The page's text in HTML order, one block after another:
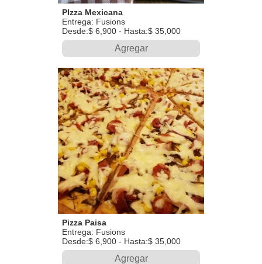
PIzza Mexicana
Entrega: Fusions
Desde:$ 6,900 - Hasta:$ 35,000
Agregar
Pizza Paisa
Entrega: Fusions
Desde:$ 6,900 - Hasta:$ 35,000
Agregar